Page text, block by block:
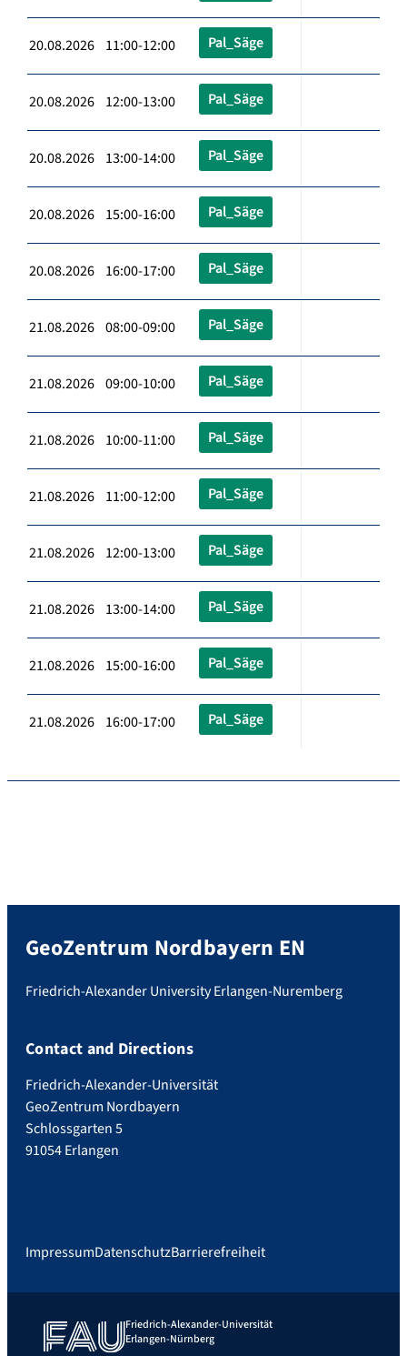
20.08.2026 11:00-12:00 Pal_Säge
20.08.2026 12:00-13:00 Pal_Säge
20.08.2026 13:00-14:00 Pal_Säge
20.08.2026 15:00-16:00 Pal_Säge
20.08.2026 16:00-17:00 Pal_Säge
21.08.2026 08:00-09:00 Pal_Säge
21.08.2026 09:00-10:00 Pal_Säge
21.08.2026 10:00-11:00 Pal_Säge
21.08.2026 11:00-12:00 Pal_Säge
21.08.2026 12:00-13:00 Pal_Säge
21.08.2026 13:00-14:00 Pal_Säge
21.08.2026 15:00-16:00 Pal_Säge
21.08.2026 16:00-17:00 Pal_Säge
GeoZentrum Nordbayern EN
Friedrich-Alexander University Erlangen-Nuremberg
Contact and Directions
Friedrich-Alexander-Universität
GeoZentrum Nordbayern
Schlossgarten 5
91054 Erlangen
ImpressumDatenschutzBarrierefreiheit
Friedrich-Alexander-Universität
Erlangen-Nürnberg